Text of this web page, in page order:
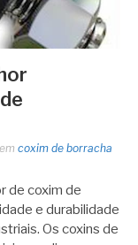
em coxim de borracha
de coxim de
e durabilidade
Os coxins de